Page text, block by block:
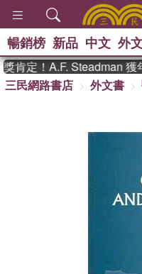
暢銷榜 新品 中文 外
定！A.F. Steadman 獲
三民網路書店
外文書